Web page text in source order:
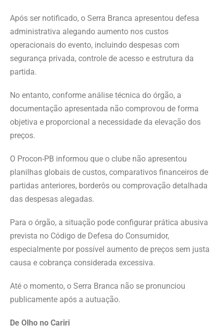
Após ser notificado, o Serra Branca apresentou defesa
administrativa alegando aumento nos custos
operacionais do evento, incluindo despesas com
segurança privada, controle de acesso e estrutura da
partida.
No entanto, conforme análise técnica do órgão, a
documentação apresentada não comprovou de forma
objetiva e proporcional a necessidade da elevação dos
preços.
O Procon-PB informou que o clube não apresentou
planilhas globais de custos, comparativos financeiros de
partidas anteriores, borderôs ou comprovação detalhada
das despesas alegadas.
Para o órgão, a situação pode configurar prática abusiva
prevista no Código de Defesa do Consumidor,
especialmente por possível aumento de preços sem justa
causa e cobrança considerada excessiva.
Até o momento, o Serra Branca não se pronunciou
publicamente após a autuação.
De Olho no Cariri